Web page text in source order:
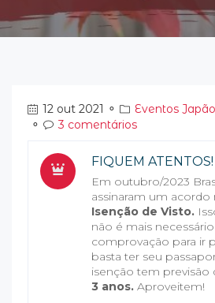
12 out 2021 ⚬ Eventos Japão
⚬
3 comentários
FIQUEM ATENTOS!
Em outubro/2023
assinaram um
Isenção de Visto.
não é mais
comprovação para ir
basta ter seu
isenção tem previsão
3 anos. Aproveitem!